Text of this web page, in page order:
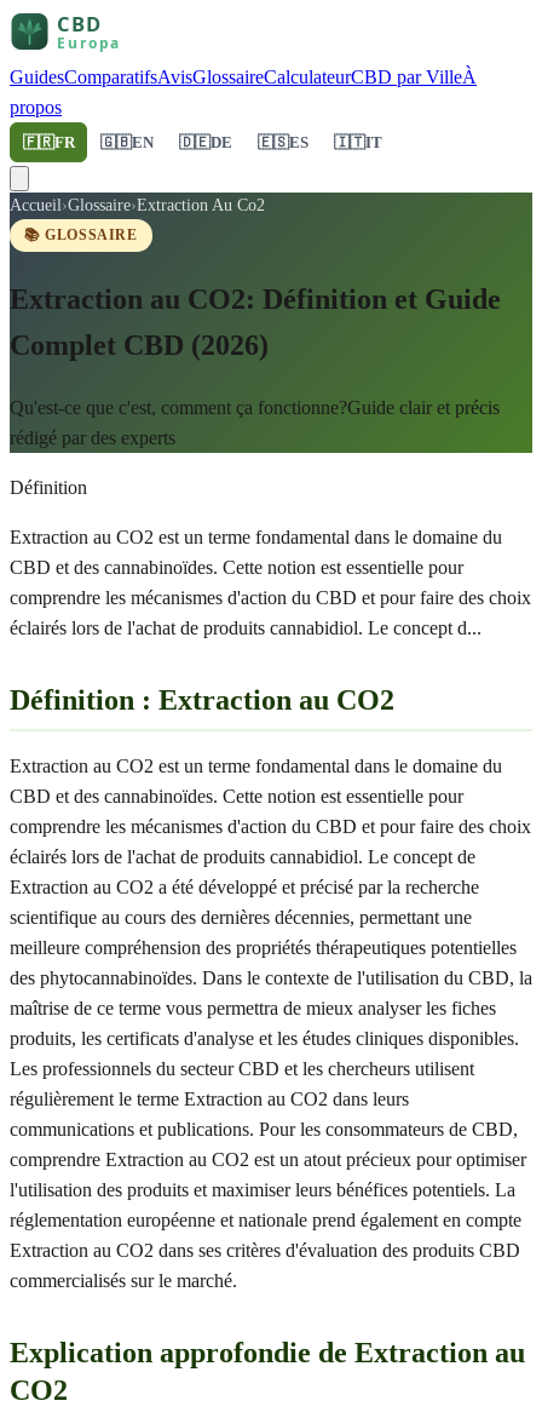
GuidesComparatifsAvisGlossaireCalculateurCBD par VilleÀ
propos
🇫🇷FR 🇬🇧EN 🇩🇪DE 🇪🇸ES 🇮🇹IT
Accueil›Glossaire›Extraction Au Co2
📚 GLOSSAIRE
Extraction au CO2: Définition et Guide
Complet CBD (2026)
Qu'est-ce que c'est, comment ça fonctionne?Guide clair et précis
rédigé par des experts
Définition
Extraction au CO2 est un terme fondamental dans le domaine du
CBD et des cannabinoïdes. Cette notion est essentielle pour
comprendre les mécanismes d'action du CBD et pour faire des choix
éclairés lors de l'achat de produits cannabidiol. Le concept d...
Définition : Extraction au CO2
Extraction au CO2 est un terme fondamental dans le domaine du
CBD et des cannabinoïdes. Cette notion est essentielle pour
comprendre les mécanismes d'action du CBD et pour faire des choix
éclairés lors de l'achat de produits cannabidiol. Le concept de
Extraction au CO2 a été développé et précisé par la recherche
scientifique au cours des dernières décennies, permettant une
meilleure compréhension des propriétés thérapeutiques potentielles
des phytocannabinoïdes. Dans le contexte de l'utilisation du CBD, la
maîtrise de ce terme vous permettra de mieux analyser les fiches
produits, les certificats d'analyse et les études cliniques disponibles.
Les professionnels du secteur CBD et les chercheurs utilisent
régulièrement le terme Extraction au CO2 dans leurs
communications et publications. Pour les consommateurs de CBD,
comprendre Extraction au CO2 est un atout précieux pour optimiser
l'utilisation des produits et maximiser leurs bénéfices potentiels. La
réglementation européenne et nationale prend également en compte
Extraction au CO2 dans ses critères d'évaluation des produits CBD
commercialisés sur le marché.
Explication approfondie de Extraction au
CO2